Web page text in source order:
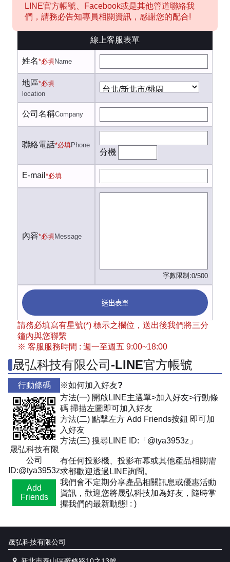
LINE官方帳號、Facebook或是其他管道聯絡我
們，請務必告知專員相關資訊，感謝您的配合!
線上客服表單
姓名*必填Name
地區*必填
location
公司名稱Company
聯絡電話*必填Phone
分機
E-mail *必填
內容*必填Message
字數限制:0/500
送出表單
請務必填寫有星號(*) 標示之欄位，送出後我們將三分
鐘內與您聯繫
※ 客服服務時間 : 週一至週五 9:00~18:00
晟弘科技有限公司-LINE官方帳號
行動條碼
晟弘科技有限
公司
ID:@tya3953z
Add
Friends
※如何加入好友?
方法(一) 開啟LINE主選單>加入好友>行動條
碼 掃描左圖即可加入好友
方法(二) 點擊左方 Add Friends按鈕 即可加
入好友
方法(三) 搜尋LINE ID:「@tya3953z」
有任何投影機、投影布幕或其他產品相關需
求都歡迎透過LINE詢問。
我們會不定期分享產品相關訊息或優惠活動
資訊，歡迎您將晟弘科技加為好友，隨時掌
握我們的最新動態! : )
晟弘科技有限公司